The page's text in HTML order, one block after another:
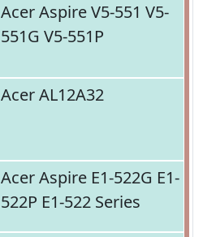
Acer Aspire V5-551 V5-
551G V5-551P
Acer AL12A32
Acer Aspire E1-522G E1-
522P E1-522 Series